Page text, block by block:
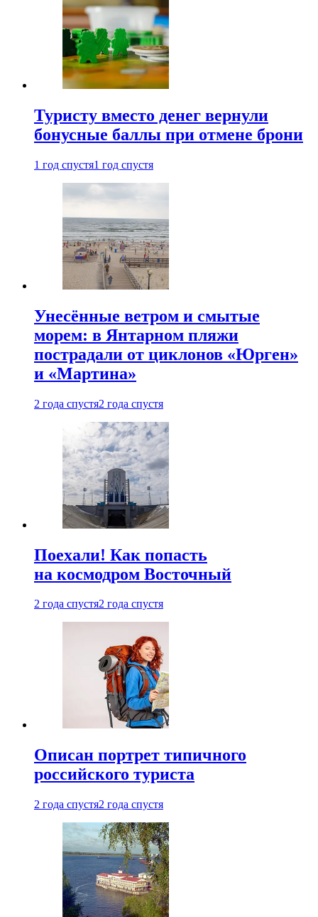
Туристу вместо денег вернули
бонусные баллы при отмене брони
1 год спустя1 год спустя
Унесённые ветром и смытые
морем: в Янтарном пляжи
пострадали от циклонов «Юрген»
и «Мартина»
2 года спустя2 года спустя
Поехали! Как попасть
на космодром Восточный
2 года спустя2 года спустя
Описан портрет типичного
российского туриста
2 года спустя2 года спустя